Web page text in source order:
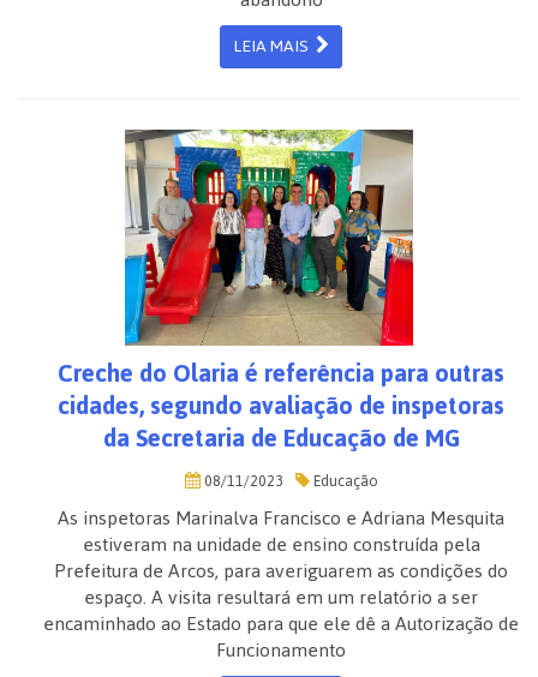
LEIA MAIS
Creche do Olaria é referência para outras
cidades, segundo avaliação de inspetoras
da Secretaria de Educação de MG
08/11/2023 Educação
As inspetoras Marinalva Francisco e Adriana Mesquita
estiveram na unidade de ensino construída pela
Prefeitura de Arcos, para averiguarem as condições do
espaço. A visita resultará em um relatório a ser
encaminhado ao Estado para que ele dê a Autorização de
Funcionamento